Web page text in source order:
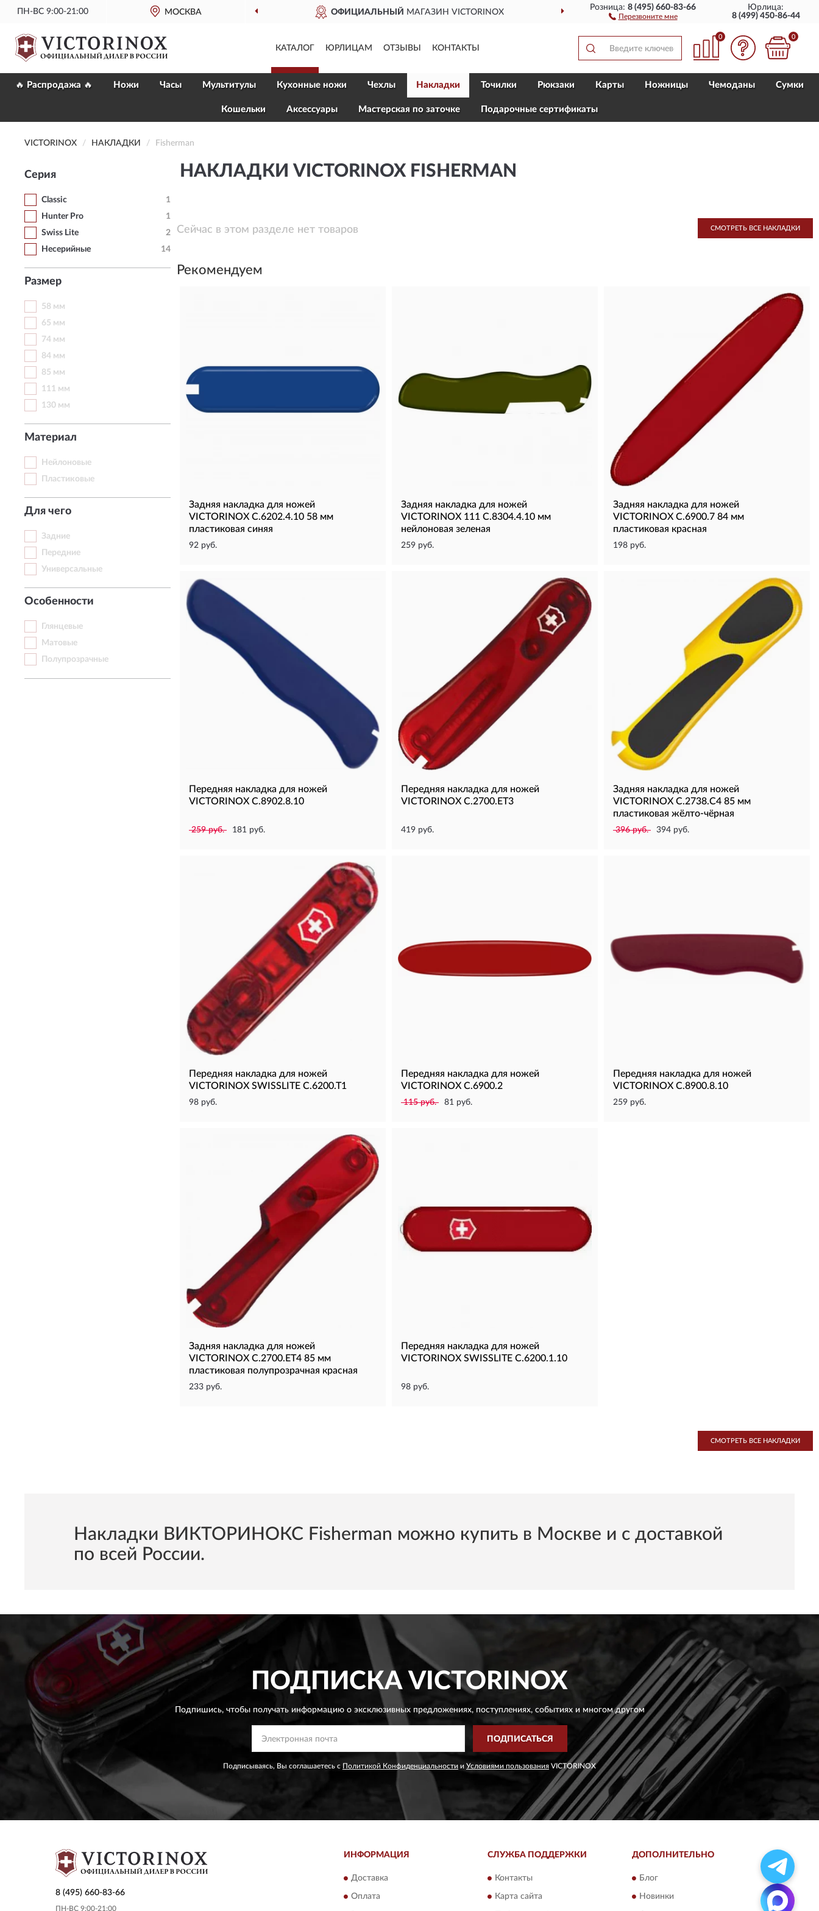
ПН-ВС 9:00-21:00 МОСКВА ОФИЦИАЛЬНЫЙМАГАЗИН VICTORINOX ДОСТАВИМ ПО ВСЕЙ РОССИИ
Розница:8 (495) 660-83-66
Перезвоните мне
Юрлица:
8 (499) 450-86-44
КАТАЛОГ ЮРЛИЦАМ ОТЗЫВЫ КОНТАКТЫ
0 0
🔥 Распродажа 🔥 Ножи Часы Мультитулы Кухонные ножи Чехлы Накладки Точилки Рюкзаки Карты Ножницы Чемоданы Сумки
Кошельки Aксессуары Мастерская по заточке Подарочные сертификаты
VICTORINOX НАКЛАДКИ Fisherman
Серия
Classic
1
Hunter Pro
1
Swiss Lite
2
Несерийные
14
Размер
58 мм
65 мм
74 мм
84 мм
85 мм
111 мм
130 мм
Материал
Нейлоновые
Пластиковые
Для чего
Задние
Передние
Универсальные
Особенности
Глянцевые
Матовые
Полупрозрачные
НАКЛАДКИ VICTORINOX FISHERMAN
Сейчас в этом разделе нет товаров СМОТРЕТЬ ВСЕ НАКЛАДКИ
Рекомендуем
Задняя накладка для ножей
VICTORINOX C.6202.4.10 58 мм
пластиковая синяя
92 руб.
Задняя накладка для ножей
VICTORINOX 111 C.8304.4.10 мм
нейлоновая зеленая
259 руб.
Задняя накладка для ножей
VICTORINOX C.6900.7 84 мм
пластиковая красная
198 руб.
Передняя накладка для ножей
VICTORINOX C.8902.8.10
259 руб. 181 руб.
Передняя накладка для ножей
VICTORINOX C.2700.ET3
419 руб.
Задняя накладка для ножей
VICTORINOX C.2738.C4 85 мм
пластиковая жёлто-чёрная
396 руб. 394 руб.
Передняя накладка для ножей
VICTORINOX SWISSLITE C.6200.T1
98 руб.
Передняя накладка для ножей
VICTORINOX C.6900.2
115 руб. 81 руб.
Передняя накладка для ножей
VICTORINOX C.8900.8.10
259 руб.
Задняя накладка для ножей
VICTORINOX C.2700.ET4 85 мм
пластиковая полупрозрачная красная
233 руб.
Передняя накладка для ножей
VICTORINOX SWISSLITE C.6200.1.10
98 руб.
СМОТРЕТЬ ВСЕ НАКЛАДКИ
Накладки ВИКТОРИНОКС Fisherman можно купить в Москве и с доставкой
по всей России.
ПОДПИСКАVICTORINOX
Подпишись, чтобы получать информацию о эксклюзивных предложениях,поступлениях, событиях и многом другом
ПОДПИСАТЬСЯ
Подписываясь, Вы соглашаетесь с Политикой Конфиденциальности и Условиями пользования VICTORINOX
8 (495) 660-83-66
ПН-ВС 9:00-21:00
ИНФОРМАЦИЯ
Доставка
Оплата
СЛУЖБА ПОДДЕРЖКИ
Контакты
Карта сайта
ДОПОЛНИТЕЛЬНО
Блог
Новинки